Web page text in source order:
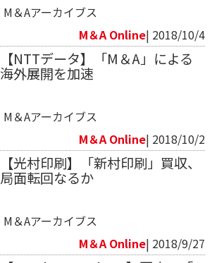
M＆Aアーカイブス
M＆A Online| 2018/10/4
【NTTデータ】「M＆A」による
海外展開を加速
M＆Aアーカイブス
M＆A Online| 2018/10/2
【光村印刷】「新村印刷」買収、
局面転回なるか
M＆Aアーカイブス
M＆A Online| 2018/9/27